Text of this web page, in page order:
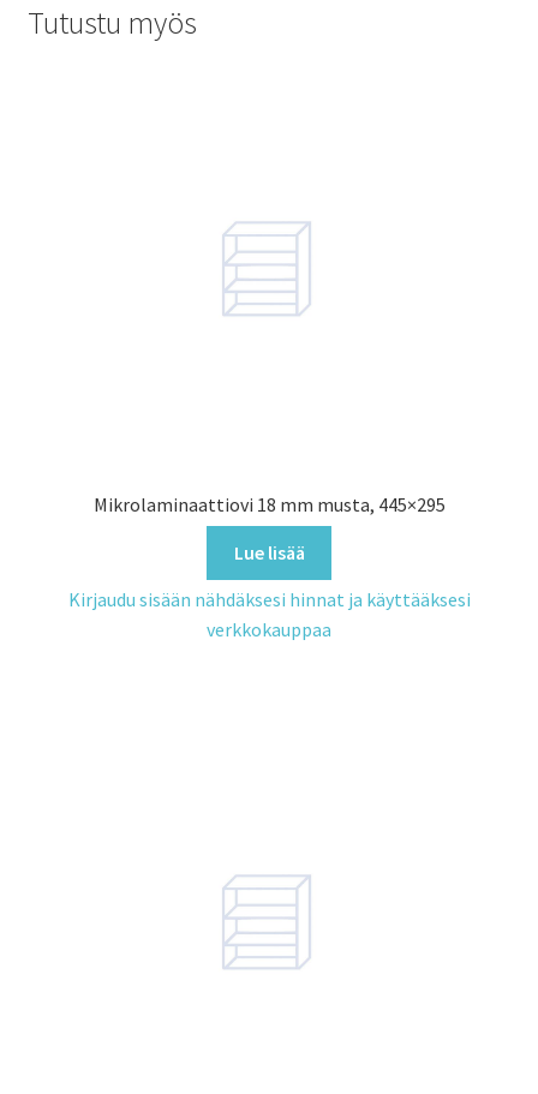
Tutustu myös
Mikrolaminaattiovi 18 mm musta, 445×295
Lue lisää
Kirjaudu sisään nähdäksesi hinnat ja käyttääksesi
verkkokauppaa